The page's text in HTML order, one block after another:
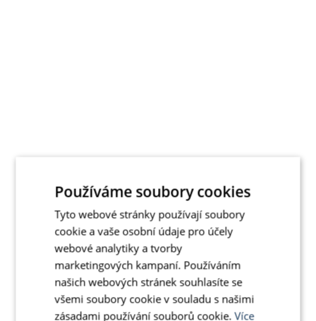
Používáme soubory cookies
Tyto webové stránky používají soubory
cookie a vaše osobní údaje pro účely
webové analytiky a tvorby
marketingových kampaní. Používáním
našich webových stránek souhlasíte se
všemi soubory cookie v souladu s našimi
zásadami používání souborů cookie.Více